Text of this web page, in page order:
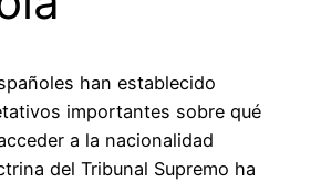
han establecido
importantes sobre qué
a la nacionalidad
del Tribunal Supremo ha